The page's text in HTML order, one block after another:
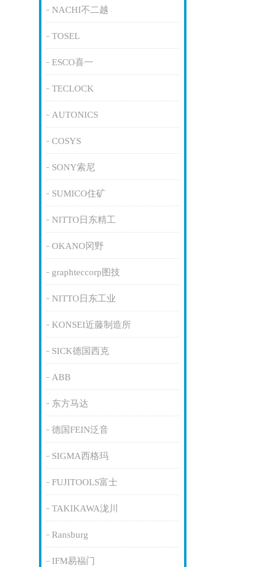
NACHI不二越
TOSEL
ESCO喜一
TECLOCK
AUTONICS
COSYS
SONY索尼
SUMICO住矿
NITTO日东精工
OKANO冈野
graphteccorp图技
NITTO日东工业
KONSEI近藤制造所
SICK德国西克
ABB
东方马达
德国FEIN泛音
SIGMA西格玛
FUJITOOLS富士
TAKIKAWA泷川
Ransburg
IFM易福门